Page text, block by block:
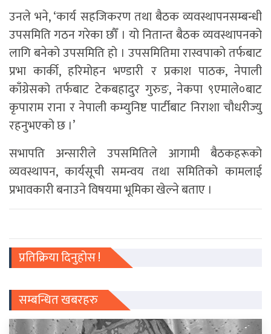
उनले भने, ‘कार्य सहजिकरण तथा बैठक व्यवस्थापनसम्बन्धी
उपसमिति गठन गरेका छौँ । यो नितान्त बैठक व्यवस्थापनको
लागि बनेको उपसमिति हो । उपसमितिमा रास्वपाको तर्फबाट
प्रभा कार्की, हरिमोहन भण्डारी र प्रकाश पाठक, नेपाली
काँग्रेसको तर्फबाट टेकबहादुर गुरुङ, नेकपा ९एमाले०बाट
कृपाराम राना र नेपाली कम्युनिष्ट पार्टीबाट निराशा चौधरीज्यु
रहनुभएको छ ।’
सभापति अन्सारीले उपसमितिले आगामी बैठकहरूको
व्यवस्थापन, कार्यसूची समन्वय तथा समितिको कामलाई
प्रभावकारी बनाउने विषयमा भूमिका खेल्ने बताए ।
प्रतिक्रिया दिनुहोस !
सम्बन्धित खबरहरु